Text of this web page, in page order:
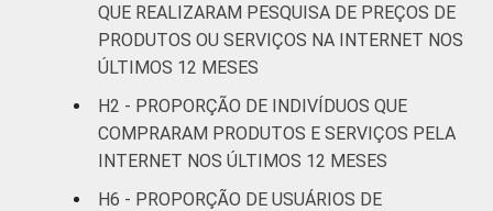
Médio 43
Superior
Faixa
etária
De 10 a 15
anos
30
QUE REALIZARAM PESQUISA DE PREÇOS DE
PRODUTOS OU SERVIÇOS NA INTERNET NOS
ÚLTIMOS 12 MESES
H2 - PROPORÇÃO DE INDIVÍDUOS QUE
COMPRARAM PRODUTOS E SERVIÇOS PELA
INTERNET NOS ÚLTIMOS 12 MESES
H6 - PROPORÇÃO DE USUÁRIOS DE